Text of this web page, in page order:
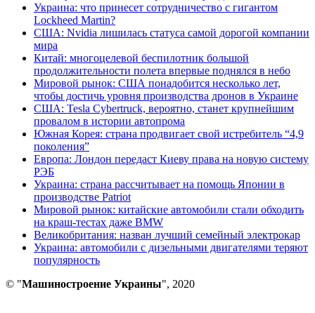
Украина: что принесет сотрудничество с гигантом
Lockheed Martin?
США: Nvidia лишилась статуса самой дорогой компании
мира
Китай: многоцелевой беспилотник большой
продолжительности полета впервые поднялся в небо
Мировой рынок: США понадобится несколько лет,
чтобы достичь уровня производства дронов в Украине
США: Tesla Cybertruck, вероятно, станет крупнейшим
провалом в истории автопрома
Южная Корея: страна продвигает свой истребитель “4,9
поколения”
Европа: Лондон передаст Киеву права на новую систему
РЭБ
Украина: страна рассчитывает на помощь Японии в
производстве Patriot
Мировой рынок: китайские автомобили стали обходить
на краш-тестах даже BMW
Великобритания: назван лучший семейный электрокар
Украина: автомобили с дизельными двигателями теряют
популярность
© "Машиностроение Украины", 2020